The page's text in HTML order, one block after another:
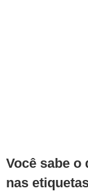
Você sabe
nas